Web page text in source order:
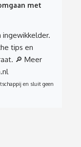
met
tips en
🔎 Meer
en sluit geen